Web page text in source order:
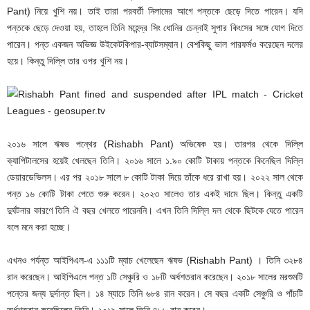
Pant) নিয়ে খুশি নয়। তাই তারা পরবর্তী নিলামের আগে পন্তকে ছেড়ে দিতে পারেন। যদি
পন্তকে ছেড়ে দেওয়া হয়, তাহলে তিনি মহেন্দ্র সিং ধোনির চেন্নাই সুপার কিংসের সঙ্গে যোগ দিতে
পারেন। পন্ত একজন অভিজ্ঞ উইকেটকিপার-ব্যাটসম্যান। বেশকিছু ভাল পারফর্মও করেছেন দলের
হয়ে। কিন্তু দিল্লি তার ওপর খুশি নয়।
২০১৬ সালে ঋষভ পন্থের (Rishabh Pant) অভিষেক হয়। তারপর থেকে দিল্লি
ক্যাপিটালসের হয়েই খেলছেন তিনি। ২০১৬ সালে ১.৯০ কোটি টাকায় পন্তকে কিনেছিল দিল্লি
ডেয়ারডেভিলস। এর পর ২০১৮ সালে ৮ কোটি টাকা দিয়ে তাঁকে ধরে রাখা হয়। ২০২২ সাল থেকে
পন্ত ১৬ কোটি টাকা পেতে শুরু করেন। ২০২৩ সালেও তার একই দামে ছিল। কিন্তু একটি
দুর্ঘটনার কারণে তিনি ঐ বছর খেলতে পারেননি। এখন তিনি দিল্লি দল থেকে ছিটকে যেতে পারেন
বলে মনে করা হচ্ছে।
এখনও পর্যন্ত আইপিএল-এ ১১১টি ম্যাচ খেলেছেন ঋষভ (Rishabh Pant) । তিনি ৩২৮৪
রান করেছেন। আইপিএলে পন্ত ১টি সেঞ্চুরি ও ১৮টি অর্ধশতরান করেছেন। ২০১৮ সালের মরশুমটি
পন্তের জন্য দুর্দান্ত ছিল। ১৪ ম্যাচে তিনি ৬৮৪ রান করেন। সে বছর একটি সেঞ্চুরি ও পাঁচটি